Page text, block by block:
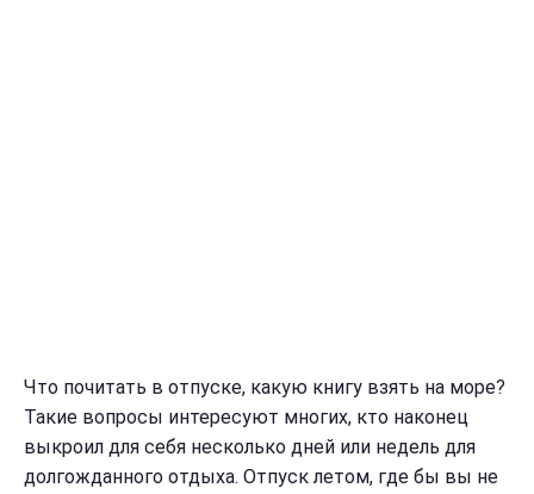
Что почитать в отпуске, какую книгу взять на море?
Такие вопросы интересуют многих, кто наконец
выкроил для себя несколько дней или недель для
долгожданного отдыха. Отпуск летом, где бы вы не